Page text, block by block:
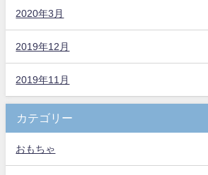
2020年3月
2019年12月
2019年11月
カテゴリー
おもちゃ